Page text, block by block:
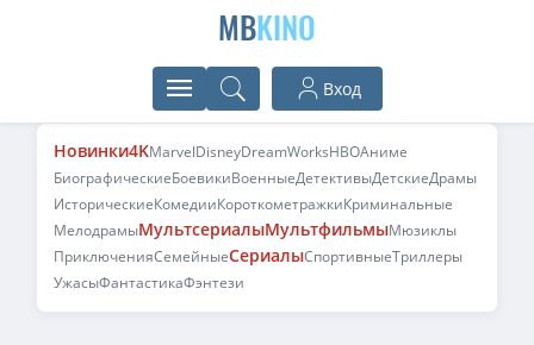
MBKINO
Вход
Новинки4KMarvelDisneyDreamWorksHBOАниме
БиографическиеБоевикиВоенныеДетективыДетскиеДрамы
ИсторическиеКомедииКороткометражкиКриминальные
МелодрамыМультсериалыМультфильмыМюзиклы
ПриключенияСемейныеСериалыСпортивныеТриллеры
УжасыФантастикаФэнтези